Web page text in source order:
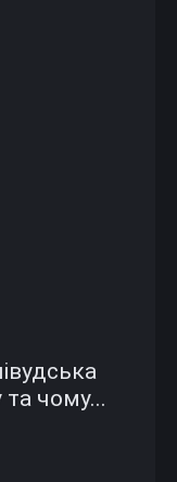
чому...